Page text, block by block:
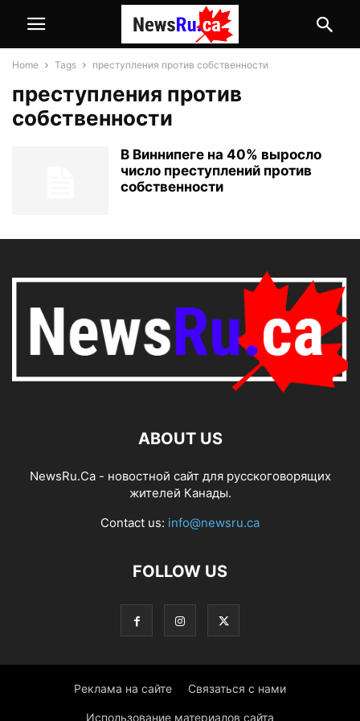
Home Tags преступления против собственности
преступления против
собственности
В Виннипеге на 40% выросло
число преступлений против
собственности
ABOUT US
NewsRu.Ca - новостной сайт для русскоговорящих
жителей Канады.
Contact us: info@newsru.ca
FOLLOW US
Реклама на сайте Связаться с нами
Использование материалов сайта